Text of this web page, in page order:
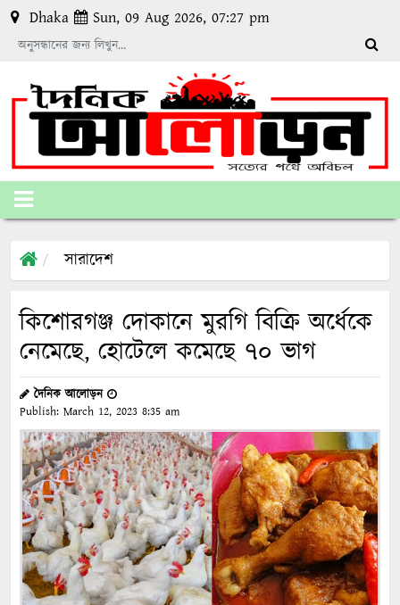
Dhaka Sun, 09 Aug 2026, 07:27 pm
সারাদেশ
কিশোরগঞ্জ দোকানে মুরগি বিক্রি অর্ধেকে
নেমেছে, হোটেলে কমেছে ৭০ ভাগ
দৈনিক আলোড়ন
Publish: March 12, 2023 8:35 am